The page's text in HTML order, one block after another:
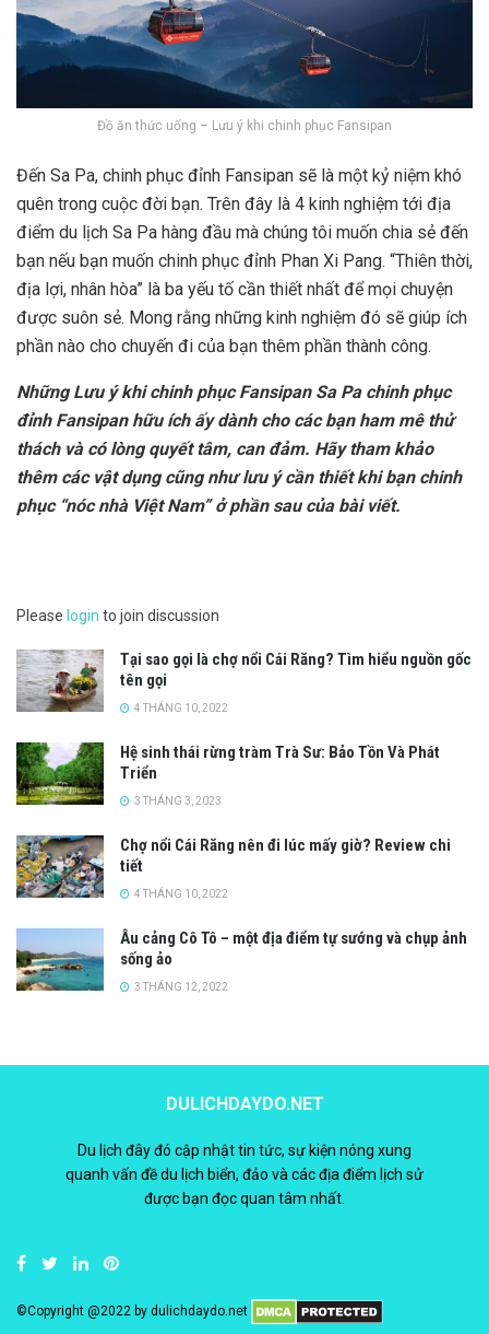
Đồ ăn thức uống – Lưu ý khi chinh phục Fansipan
Đến Sa Pa, chinh phục đỉnh Fansipan sẽ là một kỷ niệm khó
quên trong cuộc đời bạn. Trên đây là 4 kinh nghiệm tới địa
điểm du lịch Sa Pa hàng đầu mà chúng tôi muốn chia sẻ đến
bạn nếu bạn muốn chinh phục đỉnh Phan Xi Pang. “Thiên thời,
địa lợi, nhân hòa” là ba yếu tố cần thiết nhất để mọi chuyện
được suôn sẻ. Mong rằng những kinh nghiệm đó sẽ giúp ích
phần nào cho chuyến đi của bạn thêm phần thành công.
Những Lưu ý khi chinh phục Fansipan Sa Pa chinh phục
đỉnh Fansipan hữu ích ấy dành cho các bạn ham mê thử
thách và có lòng quyết tâm, can đảm. Hãy tham khảo
thêm các vật dụng cũng như lưu ý cần thiết khi bạn chinh
phục “nóc nhà Việt Nam” ở phần sau của bài viết.
Please login to join discussion
Tại sao gọi là chợ nổi Cái Răng? Tìm hiểu nguồn gốc
tên gọi
4 THÁNG 10, 2022
Hệ sinh thái rừng tràm Trà Sư: Bảo Tồn Và Phát
Triển
3 THÁNG 3, 2023
Chợ nổi Cái Răng nên đi lúc mấy giờ? Review chi
tiết
4 THÁNG 10, 2022
Âu cảng Cô Tô – một địa điểm tự sướng và chụp ảnh
sống ảo
3 THÁNG 12, 2022
DULICHDAYDO.NET
Du lịch đây đó cập nhật tin tức, sự kiện nóng xung
quanh vấn đề du lịch biển, đảo và các địa điểm lịch sử
được bạn đọc quan tâm nhất.
©Copyright @2022 by dulichdaydo.net